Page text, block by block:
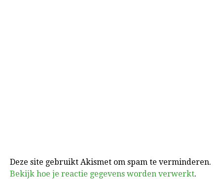
Deze site gebruikt Akismet om spam te verminderen.
Bekijk hoe je reactie gegevens worden verwerkt.